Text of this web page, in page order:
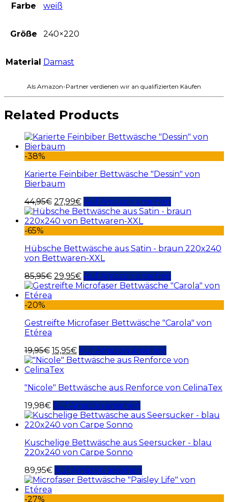
Farbe weiß
Größe 240×220
Material Damast
Als Amazon-Partner verdienen wir an qualifizierten Käufen
Related Products
-38%
Karierte Feinbiber Bettwäsche "Dessin" von
Bierbaum
44,95€ 27,99€ Auf Amazon ansehen
-65%
Hübsche Bettwäsche aus Satin - braun 220x240
von Bettwaren-XXL
85,95€ 29,95€ Auf Amazon ansehen
-20%
Gestreifte Microfaser Bettwäsche "Carola" von
Etérea
19,95€ 15,95€ Auf Amazon ansehen
"Nicole" Bettwäsche aus Renforce von CelinaTex
19,98€ Auf Amazon ansehen
Kuschelige Bettwäsche aus Seersucker - blau
220x240 von Carpe Sonno
89,95€ Auf Amazon ansehen
-27%